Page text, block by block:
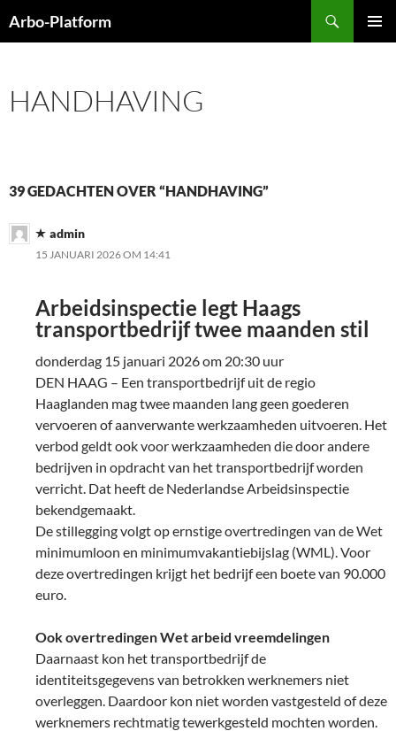
naar
Arbo-Platform
HANDHAVING
39 GEDACHTEN OVER “HANDHAVING”
admin
15 JANUARI 2026 OM 14:41
Arbeidsinspectie legt Haags
transportbedrijf twee maanden stil
donderdag 15 januari 2026 om 20:30 uur
DEN HAAG – Een transportbedrijf uit de regio
Haaglanden mag twee maanden lang geen goederen
vervoeren of aanverwante werkzaamheden uitvoeren. Het
verbod geldt ook voor werkzaamheden die door andere
bedrijven in opdracht van het transportbedrijf worden
verricht. Dat heeft de Nederlandse Arbeidsinspectie
bekendgemaakt.
De stillegging volgt op ernstige overtredingen van de Wet
minimumloon en minimumvakantiebijslag (WML). Voor
deze overtredingen krijgt het bedrijf een boete van 90.000
euro.
Ook overtredingen Wet arbeid vreemdelingen
Daarnaast kon het transportbedrijf de
identiteitsgegevens van betrokken werknemers niet
overleggen. Daardoor kon niet worden vastgesteld of deze
werknemers rechtmatig tewerkgesteld mochten worden.